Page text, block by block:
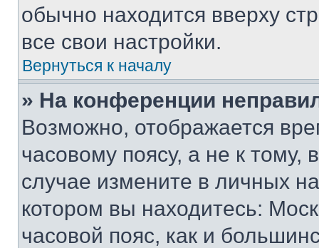
обычно находится вверху
все свои настройки.
Вернуться к началу
» На конференции
Возможно, отображается
часовому поясу, а не к тому,
случае измените в личных
котором вы находитесь:
часовой пояс, как и